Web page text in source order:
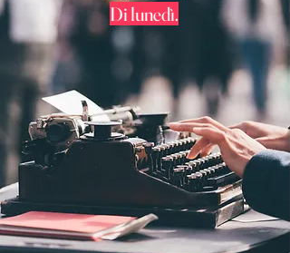
Di lunedì.